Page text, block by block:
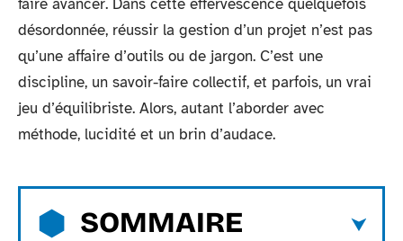
faire avancer. Dans cette effervescence quelquefois
désordonnée, réussir la gestion d’un projet n’est pas
qu’une affaire d’outils ou de jargon. C’est une
discipline, un savoir-faire collectif, et parfois, un vrai
jeu d’équilibriste. Alors, autant l’aborder avec
méthode, lucidité et un brin d’audace.
SOMMAIRE